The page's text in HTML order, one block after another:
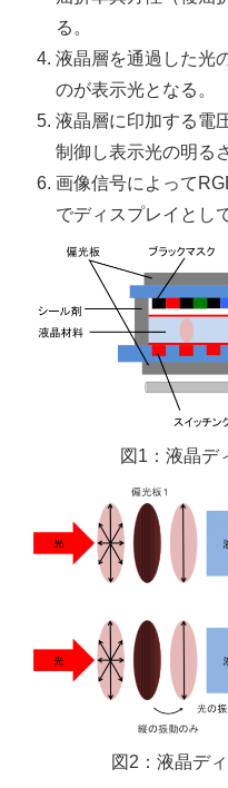
る。
液晶層を通過した光
のが表示光となる。
液晶層に印加する電
制御し表示光の明る
画像信号によって
でディスプレイとし
図1：液晶デ
図2：液晶デ